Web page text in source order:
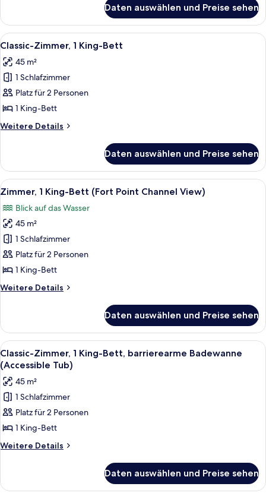
Suite,
1 King-
Bett
View)
Daten auswählen und Preise sehen
Alle
Fotos
für
Classic-
Zimmer,
1 King-
Bett
anzeigen
Ein Hotelzimmer mit einem großen
8
Classic-Zimmer, 1 King-Bett
45 m²
1 Schlafzimmer
Platz für 2 Personen
1 King-Bett
Weitere Details
Weitere
Zimmer,
1 King-
Bett
Daten auswählen und Preise sehen
Alle
Fotos
für
Zimmer,
1 King-
Bett
(Fort
Channel
Ein modernes Badezimmer mit
7
Zimmer, 1 King-Bett (Fort Point Channel View)
Blick auf das Wasser
45 m²
1 Schlafzimmer
Platz für 2 Personen
1 King-Bett
Weitere Details
Weitere
1 King-
Bett
(Fort
Point
Channel
View)
Daten auswählen und Preise sehen
Alle
Fotos
für
Classic-
Zimmer,
1 King-
Bett,
barrierearme
Tub)
Ein Hotelzimmer mit einem großen
8
Classic-Zimmer, 1 King-Bett, barrierearme Badewanne
(Accessible Tub)
45 m²
1 Schlafzimmer
Platz für 2 Personen
1 King-Bett
Weitere Details
Weitere
Zimmer,
Daten auswählen und Preise sehen